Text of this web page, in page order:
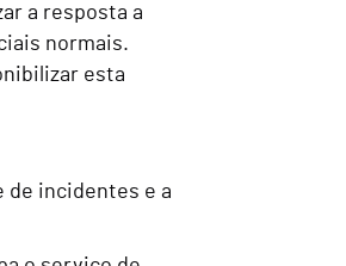
a resposta a
normais.
esta
de incidentes e a